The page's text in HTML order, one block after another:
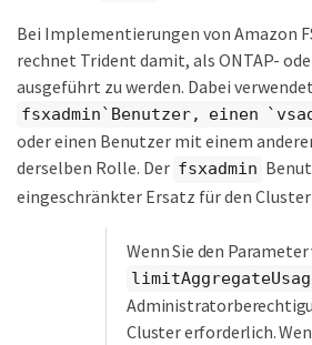
Bei Implementierungen von Amazon
rechnet Trident damit, als ONTAP-
ausgeführt zu werden. Dabei
fsxadmin`Benutzer, einen
oder einen Benutzer mit einem
derselben Rolle. Der fsxadmin
eingeschränkter Ersatz für den
Wenn Sie den
Cluster erforderlich.